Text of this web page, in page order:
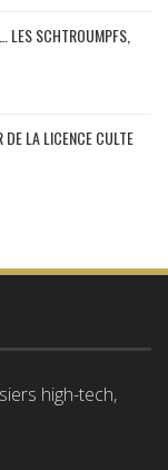
LES SCHTROUMPFS,
DE LA LICENCE CULTE
high-tech,